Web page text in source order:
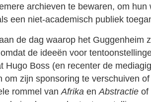
archieven te bewaren, om hun
een niet-academisch publiek
de dag waarop het Guggenheim
de ideeën voor
Hugo Boss (en recenter de
om zijn sponsoring te verschuiven
rommel vanAfrika enAbstractie of